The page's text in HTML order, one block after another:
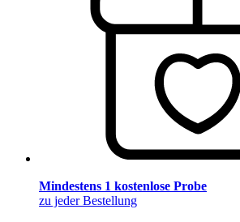
Mindestens 1 kostenlose Probe
zu jeder Bestellung